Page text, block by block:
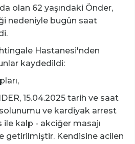
olan 62 yaşındaki Önder,
nedeniyle bugün saat
Hastanesi'nden
kaydedildi:
15.04.2025 tarih ve saat
solunumu ve kardiyak arrest
kalp - akciğer masajı
getirilmiştir. Kendisine acilen